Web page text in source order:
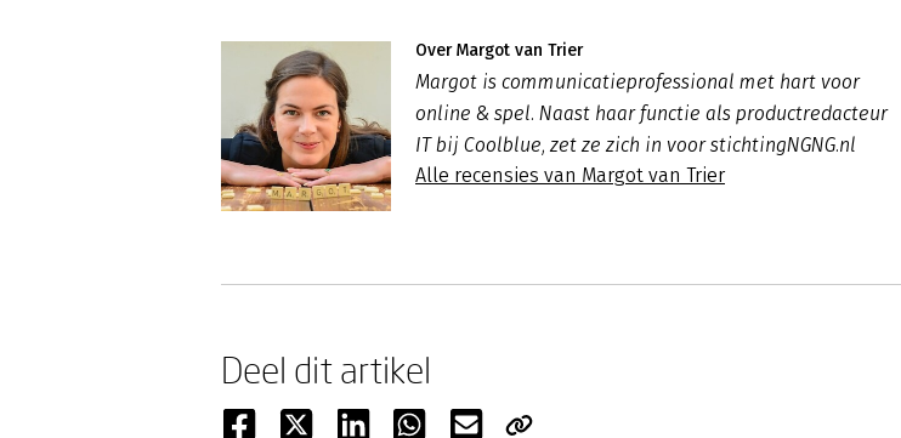
Over Margot van Trier
Margot is communicatieprofessional met hart voor
online & spel. Naast haar functie als productredacteur
IT bij Coolblue, zet ze zich in voor stichtingNGNG.nl
Alle recensies van Margot van Trier
Deel dit artikel